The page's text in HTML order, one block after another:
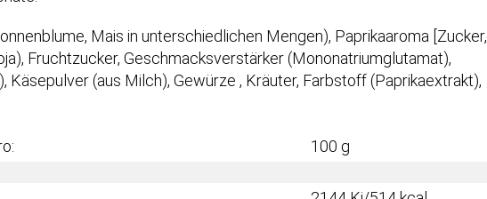
Mais in unterschiedlichen Mengen), Paprikaaroma [Zucker,
Fruchtzucker, Geschmacksverstärker (Mononatriumglutamat),
Käsepulver (aus Milch), Gewürze , Kräuter, Farbstoff (Paprikaextrakt),
100 g